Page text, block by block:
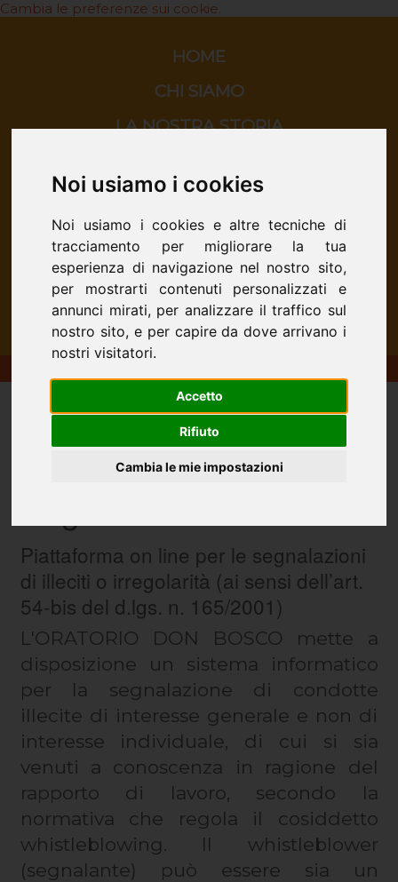
Noi usiamo i cookies
Noi usiamo i cookies e altre tecniche di
tracciamento per migliorare la tua
esperienza di navigazione nel nostro sito,
per mostrarti contenuti personalizzati e
annunci mirati, per analizzare il traffico sul
nostro sito, e per capire da dove arrivano i
nostri visitatori.
Accetto
Rifiuto
Cambia le mie impostazioni
Cambia le preferenze sui cookie.
HOME
CHI SIAMO
LA NOSTRA STORIA
SCUOLA
CINEMA
CONTATTI
Whistleblowing -
Piattaforma on line per le segnalazioni
di illeciti o irregolarità (ai sensi dell’art.
54-bis del d.lgs. n. 165/2001)
L'ORATORIO DON BOSCO mette a
disposizione un sistema informatico
per la segnalazione di condotte
illecite di interesse generale e non di
interesse individuale, di cui si sia
venuti a conoscenza in ragione del
rapporto di lavoro, secondo la
normativa che regola il cosiddetto
whistleblowing. ll whistleblower
(segnalante) può essere sia un